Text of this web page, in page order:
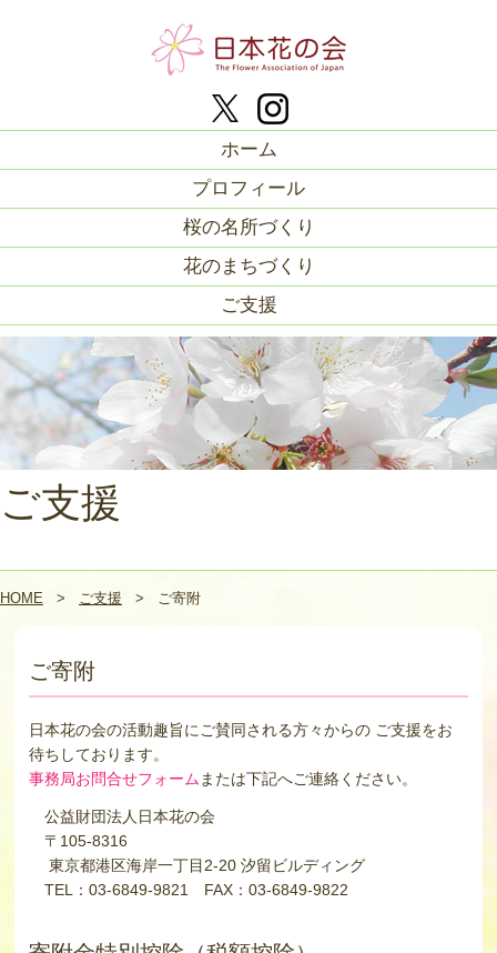
ホーム
プロフィール
桜の名所づくり
花のまちづくり
ご支援
ご支援
HOME > ご支援 > ご寄附
ご寄附
日本花の会の活動趣旨にご賛同される方々からの ご支援をお
待ちしております。
事務局お問合せフォーム または下記へご連絡ください。
公益財団法人日本花の会
〒105-8316
東京都港区海岸一丁目2-20 汐留ビルディング
TEL：03-6849-9821 FAX：03-6849-9822